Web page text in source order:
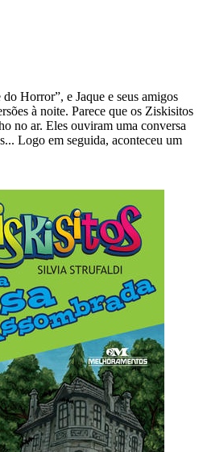
Horror”, e Jaque e seus amigos
à noite. Parece que os Ziskisitos
no ar. Eles ouviram uma conversa
Logo em seguida, aconteceu um